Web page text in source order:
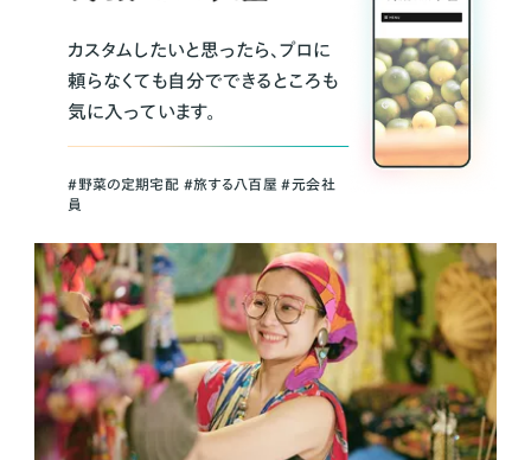
カスタムしたいと思ったら、プロに
頼らなくても自分でできるところも
気に入っています。
＃野菜の定期宅配 ＃旅する八百屋 ＃元会社
員